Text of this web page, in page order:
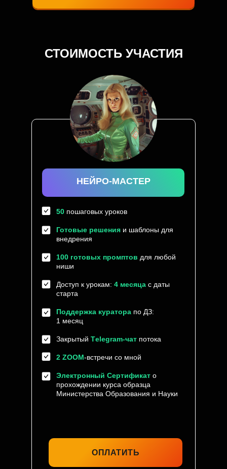
СТОИМОСТЬ УЧАСТИЯ
НЕЙРО-МАСТЕР
50 пошаговых уроков
Готовые решения и шаблоны для
внедрения
100 готовых промптов для любой
ниши
Доступ к урокам: 4 месяца с даты
старта
Поддержка куратора по ДЗ:
1 месяц
Закрытый Тelegram-чат потока
2 ZOOM-встречи со мной
Электронный Сертификат о
прохождении курса образца
Министерства Образования и Науки
ОПЛАТИТЬ